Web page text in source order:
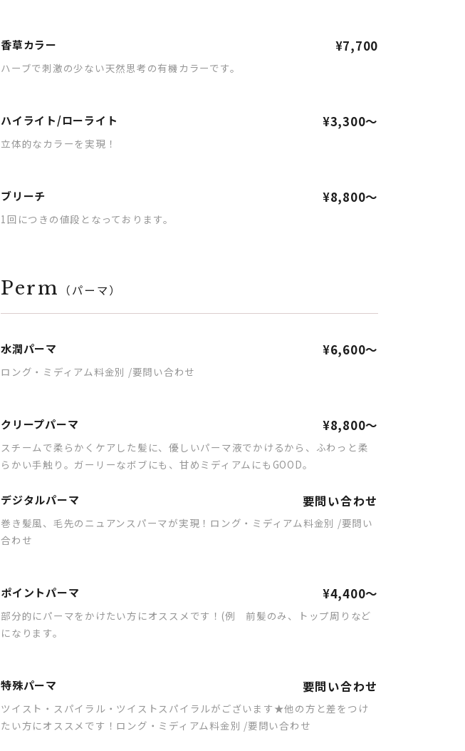
香草カラー ¥7,700
ハーブで刺激の少ない天然思考の有機カラーです。
ハイライト/ローライト ¥3,300～
立体的なカラーを実現！
ブリーチ ¥8,800～
1回につきの値段となっております。
Perm （パーマ）
水潤パーマ ¥6,600～
ロング・ミディアム料金別 /要問い合わせ
クリープパーマ ¥8,800～
スチームで柔らかくケアした髪に、優しいパーマ液でかけるから、ふわっと柔
らかい手触り。ガーリーなボブにも、甘めミディアムにもGOOD。
デジタルパーマ 要問い合わせ
巻き髪風、毛先のニュアンスパーマが実現！ロング・ミディアム料金別 /要問い
合わせ
ポイントパーマ ¥4,400～
部分的にパーマをかけたい方にオススメです！(例 前髪のみ、トップ周りなど
になります。
特殊パーマ 要問い合わせ
ツイスト・スパイラル・ツイストスパイラルがございます★他の方と差をつけ
たい方にオススメです！ロング・ミディアム料金別 /要問い合わせ